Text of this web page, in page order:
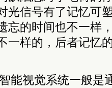
光信号有了记忆可
忘的时间也不一样
一样的，后者记忆
能视觉系统一般是